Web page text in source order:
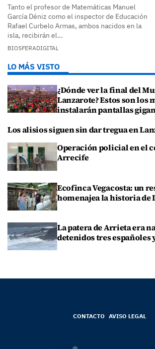
Tanto el profesor de Matemáticas Manuel
García Déniz como el inspector de Educación
Rafael Curbelo Armas, ambos nacidos en la
isla, recibirán el…
BIOSFERADIGITAL
LO MÁS VISTO
¿Dónde ver la final del
Lanzarote? Estos son los
instalarán pantallas
Los alisios siguen sin dar tregua en
Operación policial en el
Arrecife
Ecofinca Vegacosta: un
homenajea la historia de
La patera de Arrieta era
detenidos tres españoles
CONTACTO AVISO LEGAL